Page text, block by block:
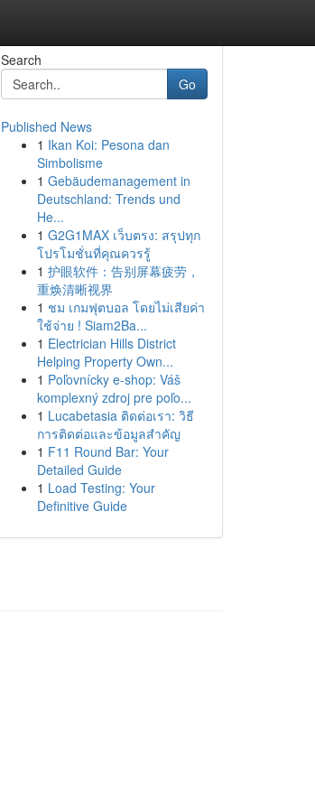
Search
Go
Published News
1 Ikan Koi: Pesona dan
Simbolisme
1 Gebäudemanagement in
Deutschland: Trends und
He...
1 G2G1MAX เว็บตรง: สรุปทุก
โปรโมชั่นที่คุณควรรู้
1 护眼软件：告别屏幕疲劳，
重焕清晰视界
1 ชม เกมฟุตบอล โดยไม่เสียค่า
ใช้จ่าย ! Siam2Ba...
1 Electrician Hills District
Helping Property Own...
1 Poľovnícky e-shop: Váš
komplexný zdroj pre poľo...
1 Lucabetasia ติดต่อเรา: วิธี
การติดต่อและข้อมูลสำคัญ
1 F11 Round Bar: Your
Detailed Guide
1 Load Testing: Your
Definitive Guide